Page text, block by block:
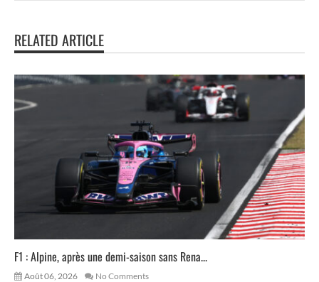
RELATED ARTICLE
F1 : Alpine, après une demi-saison sans Rena...
Août 06, 2026 No Comments